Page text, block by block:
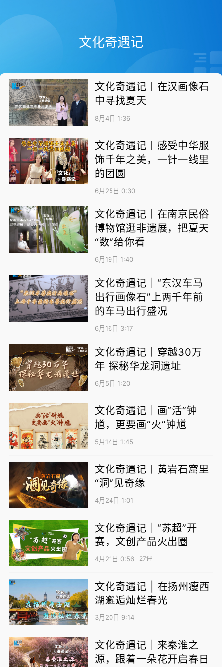
文化奇遇记
文化奇遇记丨在汉画像石
中寻找夏天
8月4日 1:36
文化奇遇记丨感受中华服
饰千年之美，一针一线里
的团圆
6月25日 0:30
文化奇遇记丨在南京民俗
博物馆逛非遗展，把夏天
“数”给你看
6月19日 1:40
文化奇遇记｜“东汉车马
出行画像石”上两千年前
的车马出行盛况
6月16日 3:17
文化奇遇记丨穿越30万
年 探秘华龙洞遗址
6月5日 1:20
文化奇遇记｜画“活”钟
馗，更要画“火”钟馗
5月14日 1:45
文化奇遇记丨黄岩石窟里
“洞”见奇缘
4月24日 1:01
文化奇遇记｜“苏超”开
赛，文创产品火出圈
4月21日 0:56 27评
文化奇遇记 | 在扬州瘦西
湖邂逅灿烂春光
3月20日 9:14
文化奇遇记｜来秦淮之
源，跟着一朵花开启春日